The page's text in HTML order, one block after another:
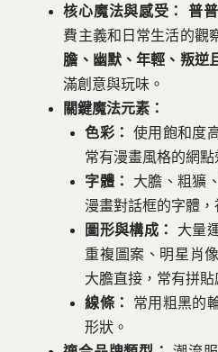
核心魔法與感受： 普
費主義和日常生活的觀
膽、幽默、年輕、叛逆
滿創意與玩味。
關鍵魔法元素：
色彩：
使用飽和度
常有漫畫風格的網點
字體：
大膽、粗獷
漫畫對話框的字體，
圖形與構成：
大量
重複圖案、明星肖
大膽直接，常有拼貼
線條：
常用粗黑的
形狀。